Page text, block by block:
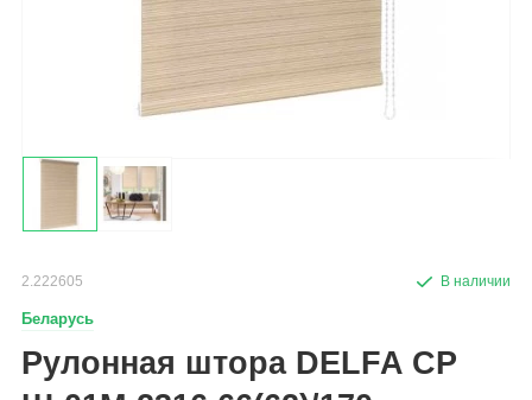
2.222605
Беларусь
Рулонная штора DELFA СР